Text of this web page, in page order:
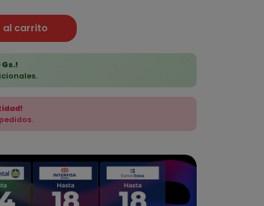
al carrito